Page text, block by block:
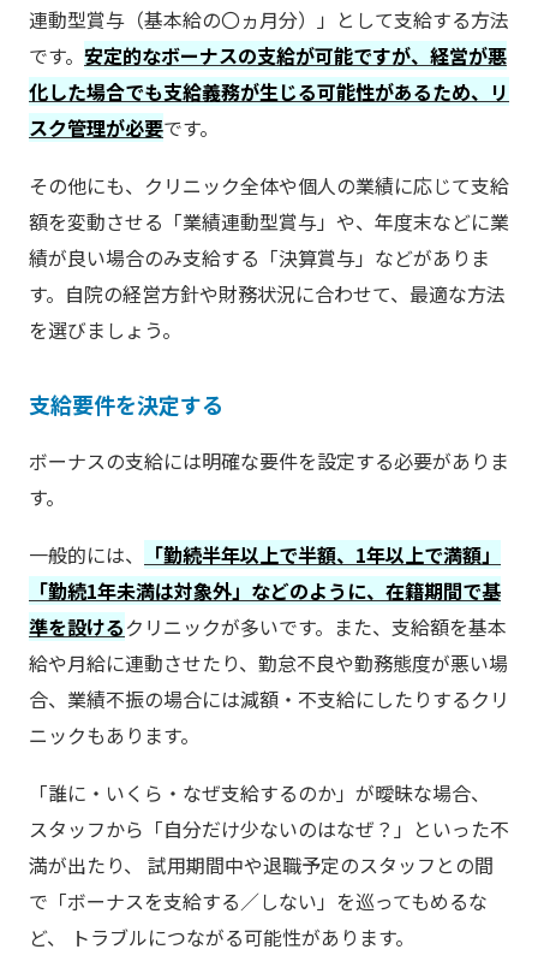
連動型賞与（基本給の〇ヵ月分）」として支給する方法
です。 安定的なボーナスの支給が可能ですが、経営が悪
化した場合でも支給義務が生じる可能性があるため、リ
スク管理が必要です。
その他にも、クリニック全体や個人の業績に応じて支給
額を変動させる「業績連動型賞与」や、年度末などに業
績が良い場合のみ支給する「決算賞与」などがありま
す。自院の経営方針や財務状況に合わせて、最適な方法
を選びましょう。
支給要件を決定する
ボーナスの支給には明確な要件を設定する必要がありま
す。
一般的には、
「勤続半年以上で半額、1年以上で満額」
「勤続1年未満は対象外」などのように、在籍期間で基
準を設けるクリニックが多いです。また、支給額を基本
給や月給に連動させたり、勤怠不良や勤務態度が悪い場
合、業績不振の場合には減額・不支給にしたりするクリ
ニックもあります。
「誰に・いくら・なぜ支給するのか」が曖昧な場合、
スタッフから「自分だけ少ないのはなぜ？」といった不
満が出たり、 試用期間中や退職予定のスタッフとの間
で「ボーナスを支給する／しない」を巡ってもめるな
ど、 トラブルにつながる可能性があります。